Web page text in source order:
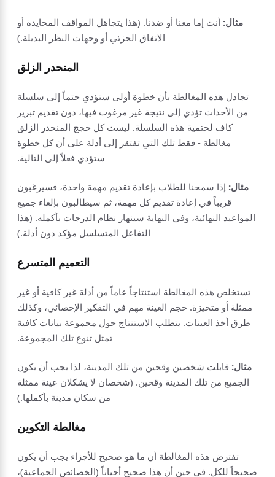
مثال: أنت إما معنا أو ضدنا. (هذا يتجاهل المواقف المحايدة أو
الاتفاق الجزئي أو وجهات النظر البديلة.)
المنحدر الزلق
تجادل هذه المغالطة بأن خطوة أولى ستؤدي حتماً إلى سلسلة
من الأحداث تؤدي إلى نتيجة غير مرغوب فيها، دون تقديم تبرير
كاف لحتمية هذه السلسلة. ليست كل حجج المنحدر الزلق
مغالطة - فقط تلك التي تفتقر إلى أدلة على أن كل خطوة
ستؤدي فعلاً إلى التالية.
مثال: إذا سمحنا للطلاب بإعادة تقديم مهمة واحدة، فسيرغبون
قريباً في إعادة تقديم كل مهمة، ثم سيطالبون بإلغاء جميع
المواعيد النهائية، وفي النهاية سينهار نظام الدرجات بأكمله. (هذا
التفاعل المتسلسل مؤكد دون أدلة.)
التعميم المتسرع
تستخلص هذه المغالطة استنتاجاً عاماً من أدلة غير كافية أو غير
ممثلة أو متحيزة. حجم العينة مهم في التفكير الإحصائي، وكذلك
طرق أخذ العينات. يتطلب الاستنتاج حول مجموعة بيانات كافية
تمثل تنوع تلك المجموعة.
مثال: قابلت شخصين وقحين من تلك المدينة، لذا يجب أن يكون
الجميع من تلك المدينة وقحين. (شخصان لا يشكلان عينة ممثلة
من سكان مدينة بأكملها.)
مغالطة التكوين
تفترض هذه المغالطة أن ما هو صحيح للأجزاء يجب أن يكون
صحيحاً للكل. في حين أن هذا صحيح أحياناً (الخصائص الجماعية)،